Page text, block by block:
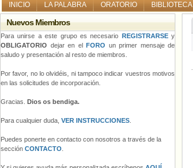
INICIO LA PALABRA ORATORIO BIBLIOTECA
Nuevos Miembros
Para unirse a este grupo es necesario REGISTRARSEy
OBLIGATORIO dejar en el FORO un primer mensaje de
saludo y presentación al resto de miembros.
Por favor, no lo olvidéis, ni tampoco indicar vuestros motivos
en las solicitudes de incorporación.
Gracias. Dios os bendiga.
Para cualquier duda, VER INSTRUCCIONES
Puedes ponerte en contacto con nosotros a través de la
sección CONTACTO